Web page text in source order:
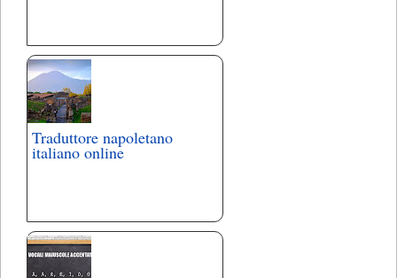
Traduttore napoletano
italiano online